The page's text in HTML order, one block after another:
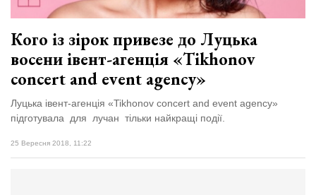
Кого із зірок привезе до Луцька
восени івент-агенція «Tikhonov
сoncert and event agency»
Луцька івент-агенція «Tikhonov сoncert and event agency»
підготувала для лучан тільки найкращі події.
25 Вересня 2018, 11:22